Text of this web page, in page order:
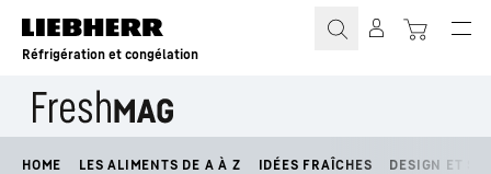
Réfrigération et congélation
HOME LES ALIMENTS DE A À Z IDÉES FRAÎCHES DESIGN ET